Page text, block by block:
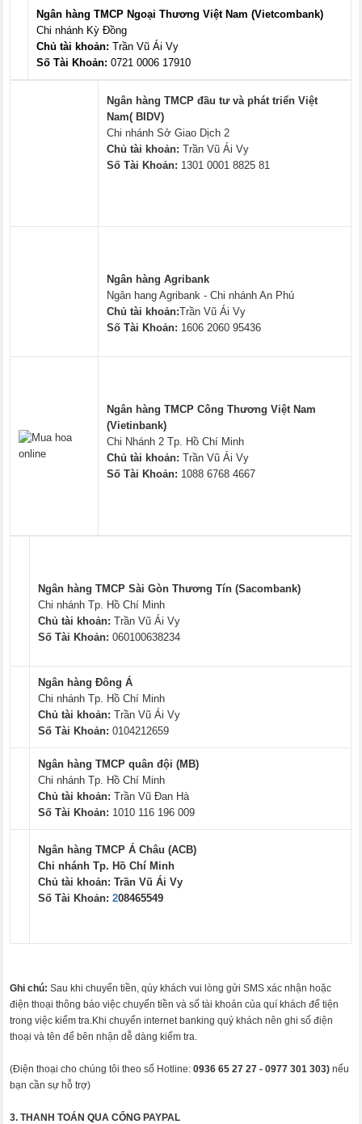
Ngân hàng TMCP Ngoại Thương Việt Nam (Vietcombank)
Chi nhánh Kỳ Đồng
Chủ tài khoản: Trần Vũ Ái Vy
Số Tài Khoản: 0721 0006 17910
Ngân hàng TMCP đầu tư và phát triển Việt
Nam( BIDV)
Chi nhánh Sở Giao Dịch 2
Chủ tài khoản: Trần Vũ Ái Vy
Số Tài Khoản: 1301 0001 8825 81
Ngân hàng Agribank
Ngân hang Agribank - Chi nhánh An Phú
Chủ tài khoản:Trần Vũ Ái Vy
Số Tài Khoản: 1606 2060 95436
Ngân hàng TMCP Công Thương Việt Nam
(Vietinbank)
Chi Nhánh 2 Tp. Hồ Chí Minh
Chủ tài khoản: Trần Vũ Ái Vy
Số Tài Khoản: 1088 6768 4667
Ngân hàng TMCP Sài Gòn Thương Tín (Sacombank)
Chi nhánh Tp. Hồ Chí Minh
Chủ tài khoản: Trần Vũ Ái Vy
Số Tài Khoản: 060100638234
Ngân hàng Đông Á
Chi nhánh Tp. Hồ Chí Minh
Chủ tài khoản: Trần Vũ Ái Vy
Số Tài Khoản: 0104212659
Ngân hàng TMCP quân đội (MB)
Chi nhánh Tp. Hồ Chí Minh
Chủ tài khoản: Trần Vũ Đan Hà
Số Tài Khoản: 1010 116 196 009
Ngân hàng TMCP Á Châu (ACB)
Chi nhánh Tp. Hồ Chí Minh
Chủ tài khoản: Trần Vũ Ái Vy
Số Tài Khoản: 208465549
Ghi chú: Sau khi chuyển tiền, qúy khách vui lòng gửi SMS xác nhận hoặc
điện thoại thông báo việc chuyển tiền và số tài khoản của quí khách để tiện
trong việc kiểm tra.Khi chuyển internet banking quý khách nên ghi số điện
thoại và tên để bên nhận dễ dàng kiểm tra.
(Điện thoại cho chúng tôi theo số Hotline:0936 65 27 27 -0977 301 303) nếu
bạn cần sự hỗ trợ)
3. THANH TOÁN QUA CỔNG PAYPAL